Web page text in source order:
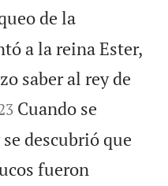
de la
a la reina Ester,
saber al rey de
Cuando se
descubrió que
fueron